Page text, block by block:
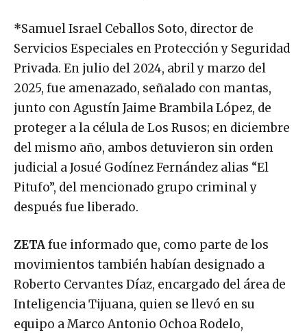
*Samuel Israel Ceballos Soto, director de
Servicios Especiales en Protección y Seguridad
Privada. En julio del 2024, abril y marzo del
2025, fue amenazado, señalado con mantas,
junto con Agustín Jaime Brambila López, de
proteger a la célula de Los Rusos; en diciembre
del mismo año, ambos detuvieron sin orden
judicial a Josué Godínez Fernández alias “El
Pitufo”, del mencionado grupo criminal y
después fue liberado.
ZETAfue informado que, como parte de los
movimientos también habían designado a
Roberto Cervantes Díaz, encargado del área de
Inteligencia Tijuana, quien se llevó en su
equipo a Marco Antonio Ochoa Rodelo,